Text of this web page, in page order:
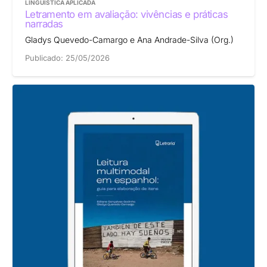
LINGUÍSTICA APLICADA
Letramento em avaliação: vivências e práticas
narradas
Gladys Quevedo-Camargo e Ana Andrade-Silva (Org.)
Publicado: 25/05/2026